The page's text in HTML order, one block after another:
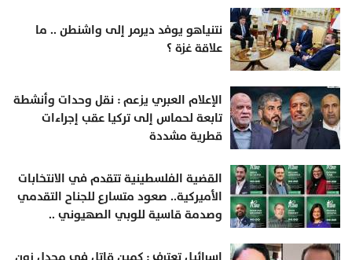
نتنياهو يوفد ديرمر إلى واشنطن .. ما
علاقة غزة ؟
الإعلام العبري يزعم : نقل وحدات وأنشطة
تابعة لحماس إلى تركيا عقب إجراءات
قطرية مشددة
القضية الفلسطينية تتقدم في الانتخابات
الأميركية.. صعود متسارع للجناح التقدمي
وصدمة قاسية للوبي الصهيوني ..